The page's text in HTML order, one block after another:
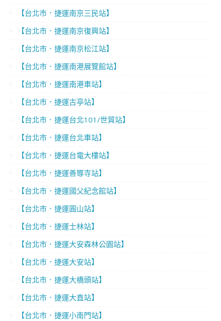
【台北市．捷運南京三民站】
【台北市．捷運南京復興站】
【台北市．捷運南京松江站】
【台北市．捷運南港展覽館站】
【台北市．捷運南港車站】
【台北市．捷運古亭站】
【台北市．捷運台北101/世貿站】
【台北市．捷運台北車站】
【台北市．捷運台電大樓站】
【台北市．捷運善導寺站】
【台北市．捷運國父紀念館站】
【台北市．捷運圓山站】
【台北市．捷運士林站】
【台北市．捷運大安森林公園站】
【台北市．捷運大安站】
【台北市．捷運大橋頭站】
【台北市．捷運大直站】
【台北市．捷運小南門站】